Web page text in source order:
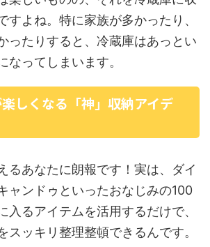
すよね。特に家族が多かったり、
ったりすると、冷蔵庫はあっとい
なってしまいます。
しくなる「神」収納アイデ
るあなたに朗報です！実は、ダイ
ャンドゥといったおなじみの100
入るアイテムを活用するだけで、
スッキリ整理整頓できるんです。